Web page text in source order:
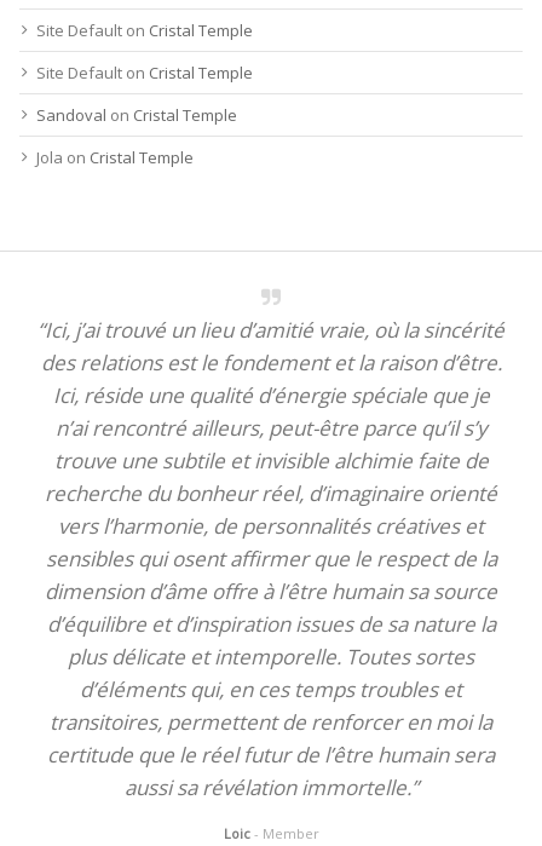
Site Default on Cristal Temple
Site Default on Cristal Temple
Sandoval on Cristal Temple
Jola on Cristal Temple
“Ici, j’ai trouvé un lieu d’amitié vraie, où la sincérité
des relations est le fondement et la raison d’être.
Ici, réside une qualité d’énergie spéciale que je
n’ai rencontré ailleurs, peut-être parce qu’il s’y
trouve une subtile et invisible alchimie faite de
recherche du bonheur réel, d’imaginaire orienté
vers l’harmonie, de personnalités créatives et
sensibles qui osent affirmer que le respect de la
dimension d’âme offre à l’être humain sa source
d’équilibre et d’inspiration issues de sa nature la
plus délicate et intemporelle. Toutes sortes
d’éléments qui, en ces temps troubles et
transitoires, permettent de renforcer en moi la
certitude que le réel futur de l’être humain sera
aussi sa révélation immortelle.”
Loic - Member